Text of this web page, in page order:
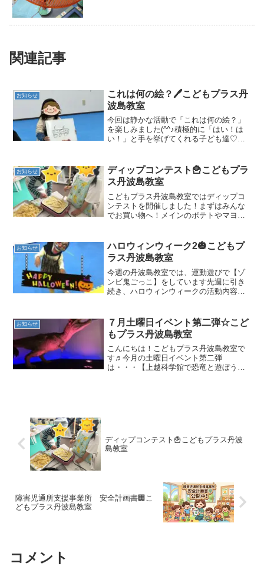
関連記事
お知らせ
これは何の絵？🖊️こどもプラス丹
波島教室
今回は静かな活動で「これは何の絵？」
を楽しみました(^^♪積極的に「はい！は
い！」と手を挙げてくれる子ども達♡み
ん！
お知らせ
ディップコンテスト🍟こどもプラ
ス丹波島教室
こどもプラス丹波島教室ではディップコ
ンテストを開催しました！まずはみんな
でお買い物へ！メインのポテトやマヨネ
てきました！
お知らせ
ハロウィンウィーク2🎃こどもプ
ラス丹波島教室
今週の丹波島教室では、運動遊びで【ゾ
ンビ鬼ごっこ】をしています先週に引き
続き、ハロウィンウィークの活動内容と
お知らせ
７月土曜日イベント第二弾☆こど
もプラス丹波島教室
こんにちは！こどもプラス丹波島教室で
す♬今月の土曜日イベント第二弾
は・・・【上越科学館で恐竜と遊ぼう＆
ディップコンテスト🍟こどもプラス丹波
島教室
障害児通所支援事業所 安全計画書🏢こ
どもプラス丹波島教室
コメント